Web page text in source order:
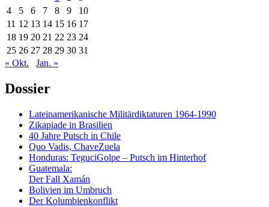
4
5 6 7 8 9
10
11 12 13 14 15 16 17
18 19 20 21 22 23 24
25 26 27 28 29 30 31
« Okt.
Jan. »
Dossier
Lateinamerikanische Militärdiktaturen 1964-1990
Zikapiade in Brasilien
40 Jahre Putsch in Chile
Quo Vadis, ChaveZuela
Honduras: TeguciGolpe – Putsch im Hinterhof
Guatemala:
Der Fall Xamán
Bolivien im Umbruch
Der Kolumbienkonflikt